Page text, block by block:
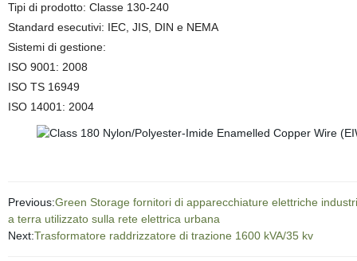
Tipi di prodotto: Classe 130-240
Standard esecutivi: IEC, JIS, DIN e NEMA
Sistemi di gestione:
ISO 9001: 2008
ISO TS 16949
ISO 14001: 2004
Previous:Green Storage fornitori di apparecchiature elettriche
a terra utilizzato sulla rete elettrica urbana
Next:Trasformatore raddrizzatore di trazione 1600 kVA/35 kv